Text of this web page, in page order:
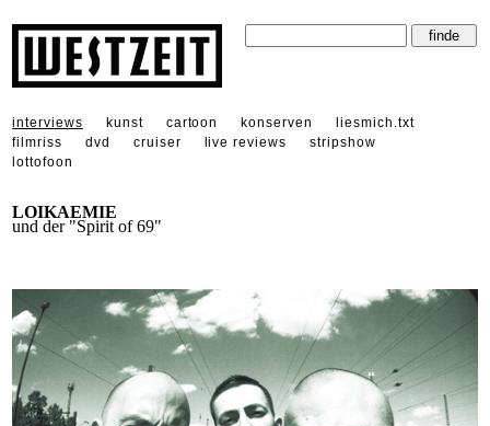
interviews kunst cartoon konserven
liesmich.txt
filmriss
dvd cruiser live reviews
stripshow
lottofoon
LOIKAEMIE
und der "Spirit of 69"